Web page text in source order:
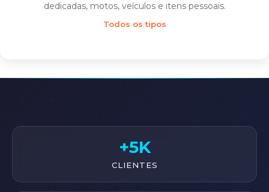
dedicadas, motos, veículos e itens pessoais.
Todos os tipos
+5K
CLIENTES